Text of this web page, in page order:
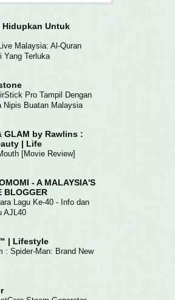
Hidupkan Untuk
Malaysia: Al-Quran
Yang Terluka
Pro Tampil Dengan
Nipis Buatan Malaysia
GLAM by Rawlins :
| Life
[Movie Review]
- A MALAYSIA'S
BLOGGER
Lagu Ke-40 - Info dan
AJL40
| Lifestyle
: Spider-Man: Brand New